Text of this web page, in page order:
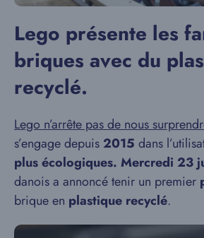
Lego présente les
briques avec du
recyclé.
Lego n’arrête pas de nous
s’engage depuis 2015 dans
plus écologiques. Mercredi 23
danois a annoncé tenir un premier
brique en plastique recyclé.